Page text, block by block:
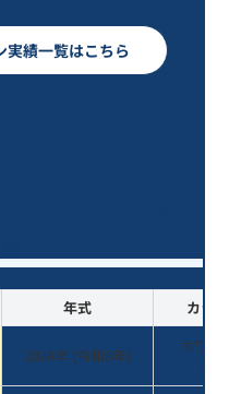
実績一覧はこちら
年式 カラー
2024年 (令和6年)
ホワイ
系